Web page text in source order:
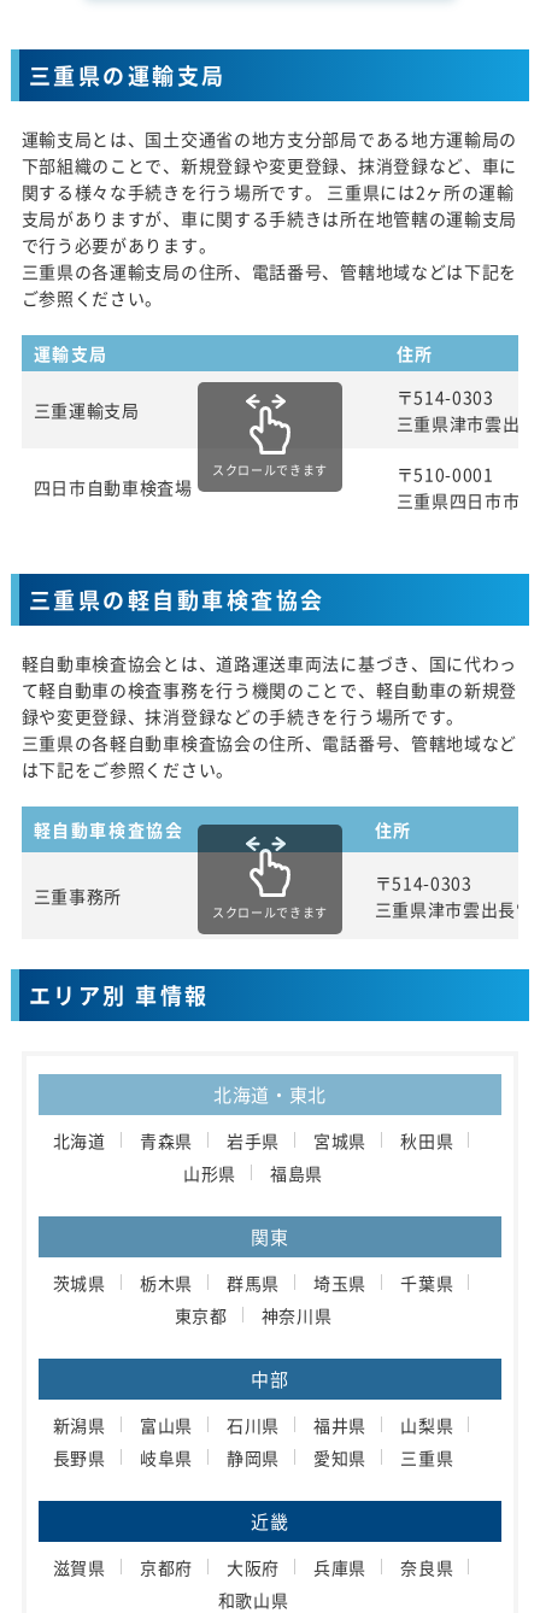
三重県の運輸支局
運輸支局とは、国土交通省の地方支分部局である地方運輸局の
下部組織のことで、新規登録や変更登録、抹消登録など、車に
関する様々な手続きを行う場所です。 三重県には2ヶ所の運輸
支局がありますが、車に関する手続きは所在地管轄の運輸支局
で行う必要があります。
三重県の各運輸支局の住所、電話番号、管轄地域などは下記を
ご参照ください。
運輸支局 住所
三重運輸支局
〒514-0303
三重県津市雲出
四日市自動車検査場
〒510-0001
三重県四日市市
スクロールできます
三重県の軽自動車検査協会
軽自動車検査協会とは、道路運送車両法に基づき、国に代わっ
て軽自動車の検査事務を行う機関のことで、軽自動車の新規登
録や変更登録、抹消登録などの手続きを行う場所です。
三重県の各軽自動車検査協会の住所、電話番号、管轄地域など
は下記をご参照ください。
軽自動車検査協会 住所
三重事務所
〒514-0303
三重県津市雲出長
スクロールできます
エリア別 車情報
北海道・東北
北海道 青森県 岩手県 宮城県
秋田県
山形県
福島県
関東
茨城県 栃木県 群馬県 埼玉県
千葉県
東京都
神奈川県
中部
新潟県 富山県 石川県 福井県
山梨県
長野県
岐阜県 静岡県 愛知県 三重県
近畿
滋賀県 京都府 大阪府 兵庫県
奈良県
和歌山県